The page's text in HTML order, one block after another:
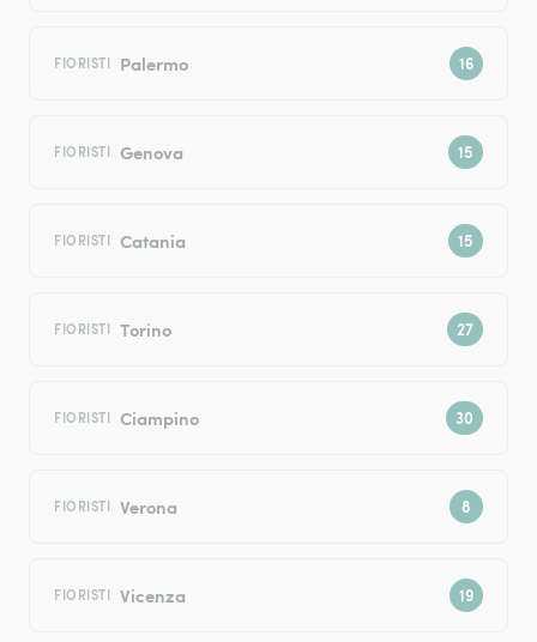
FIORISTI Palermo
FIORISTI Genova
FIORISTI Catania
FIORISTI Torino
FIORISTI Ciampino
FIORISTI Verona
FIORISTI Vicenza